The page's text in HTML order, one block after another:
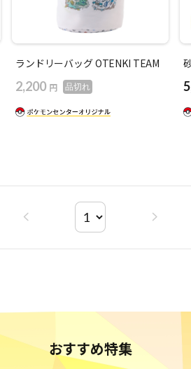
ランドリーバッグ OTENKI TEAM
2,200 円 品切れ
おすすめ特集